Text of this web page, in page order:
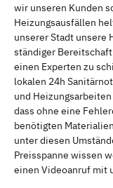
wir unseren Kunden
Heizungsausfällen
unserer Stadt unsere
ständiger
einen Experten zu
lokalen 24h
und
dass ohne eine
benötigten
unter diesen
Preisspanne wissen
einen Videoanruf mit